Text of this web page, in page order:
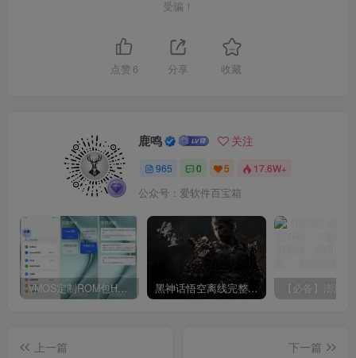
受骗！
点赞 6 分享 收藏
鹿鸣 关注
965 0 5 17.6W+
公众号：爱软件百宝箱
VMOS定制ROM包HnciseOS9.6.0兼容解锁 黑神话悟空离线完整版+修改器
上一篇
下一篇